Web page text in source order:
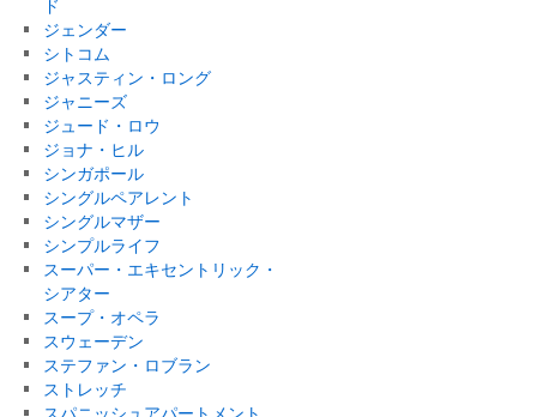
ド
ジェンダー
シトコム
ジャスティン・ロング
ジャニーズ
ジュード・ロウ
ジョナ・ヒル
シンガポール
シングルペアレント
シングルマザー
シンプルライフ
スーパー・エキセントリック・
シアター
スープ・オペラ
スウェーデン
ステファン・ロブラン
ストレッチ